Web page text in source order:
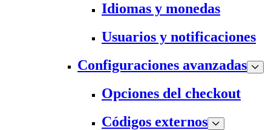
Idiomas y monedas
Usuarios y notificaciones
Configuraciones avanzadas
Opciones del checkout
Códigos externos